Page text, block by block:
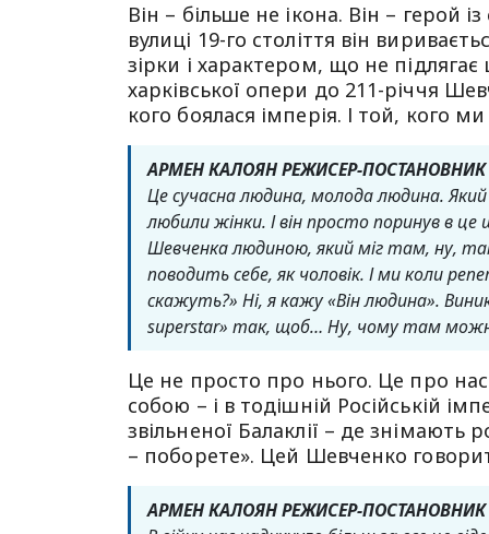
Він – більше не ікона. Він – герой
вулиці 19-го століття він
зірки і характером, що не
харківської опери до 211-річчя
кого боялася імперія. І той, кого
АРМЕН КАЛОЯН РЕЖИСЕР-ПОСТАНОВНИК
Це сучасна людина, молода людина.
любили жінки. І він просто поринув в
Шевченка людиною, який міг там, ну, там
поводить себе, як чоловік. І ми коли
скажуть?» Ні, я кажу «Він людина».
superstar» так, щоб… Ну, чому там
Це не просто про нього. Це про
собою – і в тодішній Російській
звільненої Балаклії – де знімають
– поборете». Цей Шевченко
АРМЕН КАЛОЯН РЕЖИСЕР-ПОСТАНОВНИК